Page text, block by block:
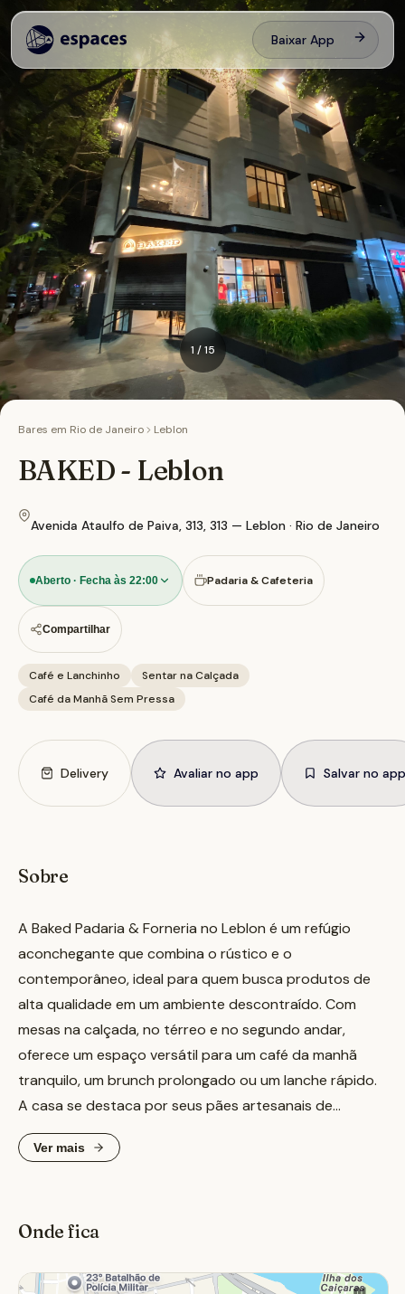
Baixar App
1 /15
Bares em Rio de Janeiro Leblon
BAKED - Leblon
Avenida Ataulfo de Paiva, 313, 313 — Leblon · Rio de Janeiro
Aberto · Fecha às 22:00 Padaria & Cafeteria
Compartilhar
Café e Lanchinho
Sentar na Calçada
Café da Manhã Sem Pressa
Delivery Avaliar no app Salvar no app
Sobre
A Baked Padaria & Forneria no Leblon é um refúgio
aconchegante que combina o rústico e o
contemporâneo, ideal para quem busca produtos de
alta qualidade em um ambiente descontraído. Com
mesas na calçada, no térreo e no segundo andar,
oferece um espaço versátil para um café da manhã
tranquilo, um brunch prolongado ou um lanche rápido.
A casa se destaca por seus pães artesanais de
fermentação natural, viennoiseries e uma variedade de
doces e salgados que equilibram técnica e
salgado e o exclusivo Sourdough Ice Cream, que
perfeito para um café da manhã ou brunch, ou para um
Ver mais
Onde fica